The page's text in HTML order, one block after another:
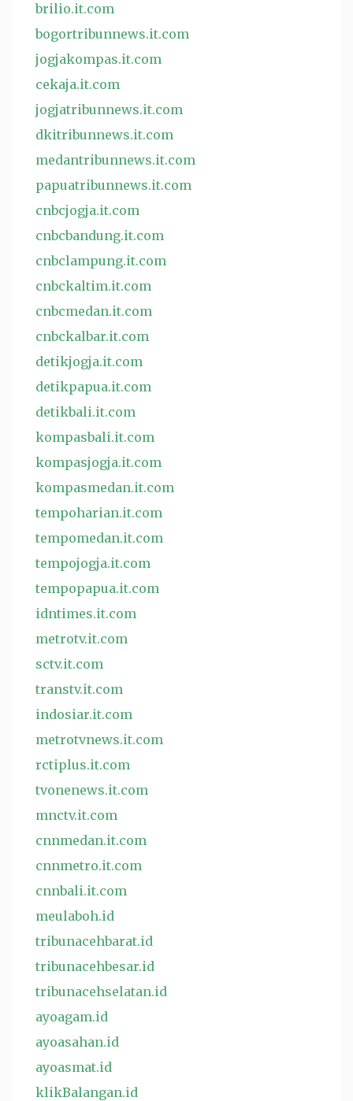
brilio.it.com
bogortribunnews.it.com
jogjakompas.it.com
cekaja.it.com
jogjatribunnews.it.com
dkitribunnews.it.com
medantribunnews.it.com
papuatribunnews.it.com
cnbcjogja.it.com
cnbcbandung.it.com
cnbclampung.it.com
cnbckaltim.it.com
cnbcmedan.it.com
cnbckalbar.it.com
detikjogja.it.com
detikpapua.it.com
detikbali.it.com
kompasbali.it.com
kompasjogja.it.com
kompasmedan.it.com
tempoharian.it.com
tempomedan.it.com
tempojogja.it.com
tempopapua.it.com
idntimes.it.com
metrotv.it.com
sctv.it.com
transtv.it.com
indosiar.it.com
metrotvnews.it.com
rctiplus.it.com
tvonenews.it.com
mnctv.it.com
cnnmedan.it.com
cnnmetro.it.com
cnnbali.it.com
meulaboh.id
tribunacehbarat.id
tribunacehbesar.id
tribunacehselatan.id
ayoagam.id
ayoasahan.id
ayoasmat.id
klikBalangan.id